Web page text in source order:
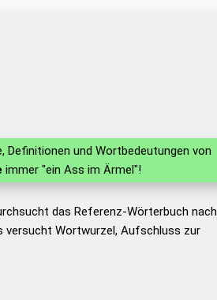
Definitionen und Wortbedeutungen von
immer "ein Ass im Ärmel"!
das Referenz-Wörterbuch nach
versucht Wortwurzel, Aufschluss zur